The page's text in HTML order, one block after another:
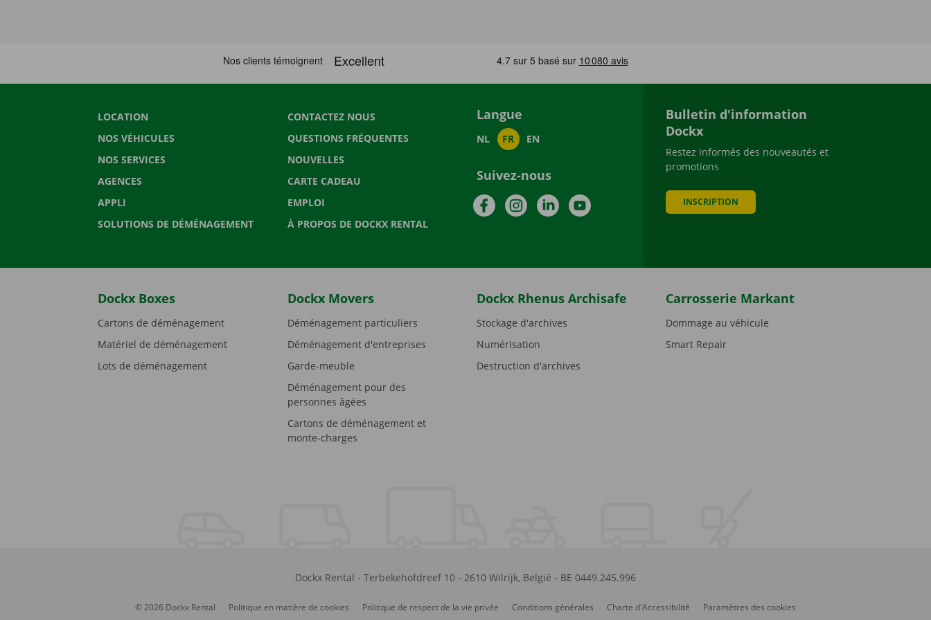
LOCATION
NOS VÉHICULES
NOS SERVICES
AGENCES
APPLI
SOLUTIONS DE DÉMÉNAGEMENT
CONTACTEZ NOUS
QUESTIONS FRÉQUENTES
NOUVELLES
CARTE CADEAU
EMPLOI
À PROPOS DE DOCKX RENTAL
Langue
NL FR EN
Suivez-nous
FacebookInstagramLinkedInYouTube
Bulletin d'information
Dockx
Restez informés des nouveautés et
promotions
INSCRIPTION
Dockx Boxes
Cartons de déménagement
Matériel de déménagement
Lots de déménagement
Dockx Movers
Déménagement particuliers
Déménagement d'entreprises
Garde-meuble
Déménagement pour des
personnes âgées
Cartons de déménagement et
monte-charges
Dockx Rhenus Archisafe
Stockage d'archives
Numérisation
Destruction d'archives
Carrosserie Markant
Dommage au véhicule
Smart Repair
Dockx Rental - Terbekehofdreef 10- 2610 Wilrijk, België - BE 0449.245.996
© 2026 Dockx Rental Politique en matière de cookies Politique de respect de la vie privée Conditions générales Charte d'Accessibilité Paramètres des cookies